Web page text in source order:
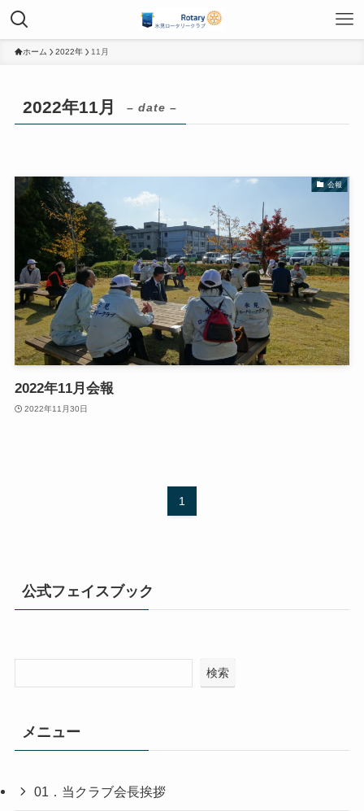
ホーム 2022年 11月
2022年11月 – date –
会報
2022年11月会報
2022年11月30日
1
公式フェイスブック
検索
メニュー
01．当クラブ会長挨拶